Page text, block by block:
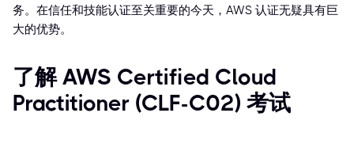
务。在信任和技能认证至关重要的今天，AWS 认证无疑具有巨
大的优势。
了解 AWS Certified Cloud
Practitioner (CLF-C02) 考试